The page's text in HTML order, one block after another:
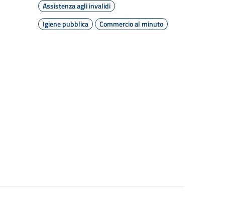
Assistenza agli invalidi
Igiene pubblica
Commercio al minuto